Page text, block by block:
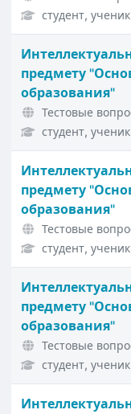
студент, ученик
предмету
образования"
Тестовые
студент, ученик
предмету
образования"
Тестовые
студент, ученик
предмету
образования"
Тестовые
студент, ученик